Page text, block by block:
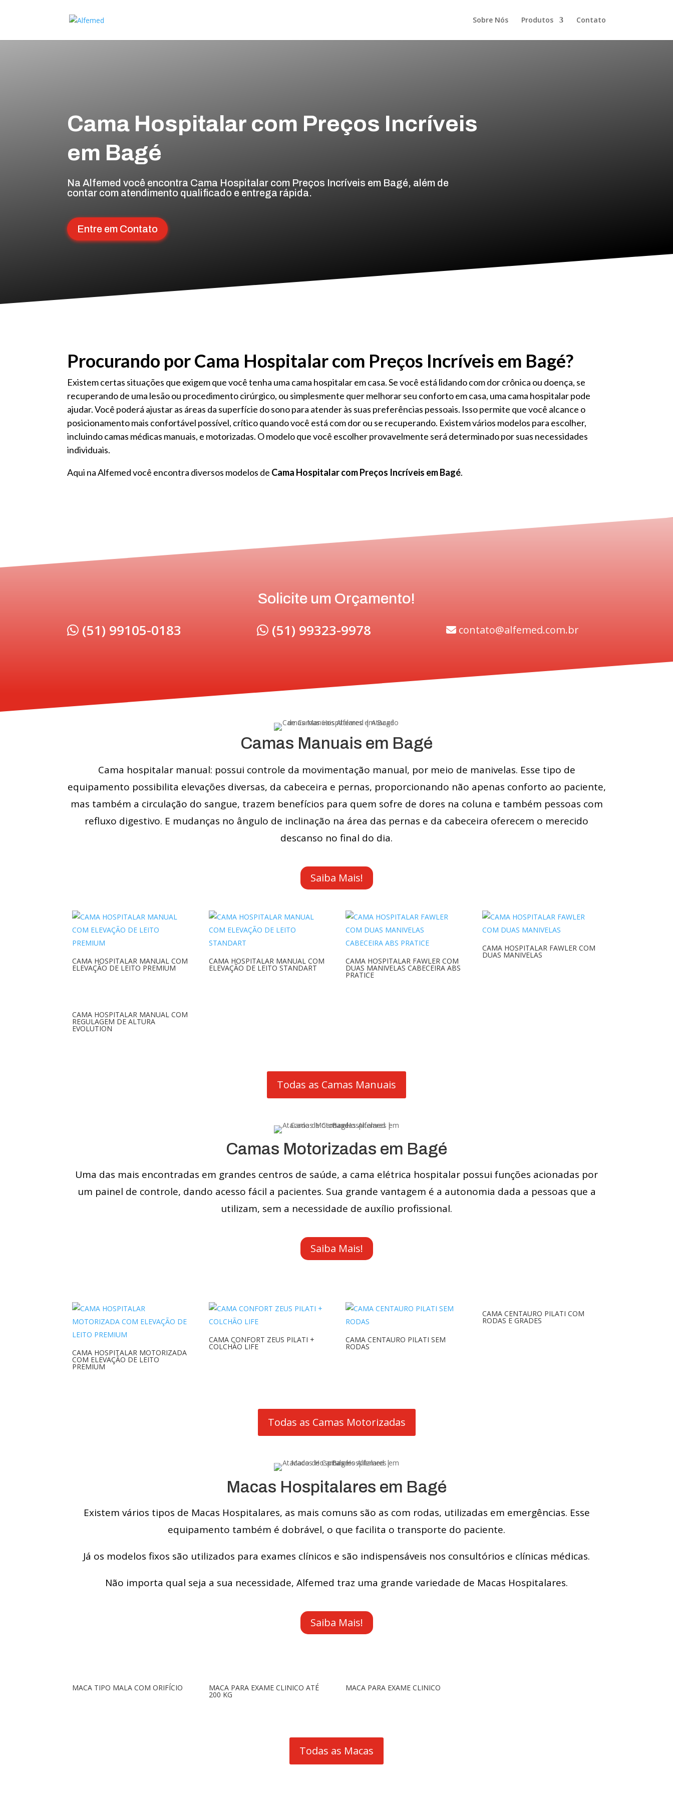
Sobre Nós Produtos Contato
Cama Hospitalar com Preços Incríveis
em Bagé
Na Alfemed você encontra Cama Hospitalar com Preços Incríveis em Bagé, além de
contar com atendimento qualificado e entrega rápida.
Entre em Contato
Procurando por Cama Hospitalar com Preços Incríveis em Bagé?
Existem certas situações que exigem que você tenha uma cama hospitalar em casa. Se você está lidando com dor crônica ou doença, se
recuperando de uma lesão ou procedimento cirúrgico, ou simplesmente quer melhorar seu conforto em casa, uma cama hospitalar pode
ajudar. Você poderá ajustar as áreas da superfície do sono para atender às suas preferências pessoais. Isso permite que você alcance o
posicionamento mais confortável possível, crítico quando você está com dor ou se recuperando. Existem vários modelos para escolher,
incluindo camas médicas manuais, e motorizadas. O modelo que você escolher provavelmente será determinado por suas necessidades
individuais.
Aqui na Alfemed você encontra diversos modelos de Cama Hospitalar com Preços Incríveis em Bagé.
Solicite um Orçamento!
(51) 99105-0183 (51) 99323-9978 contato@alfemed.com.br
Camas Manuais em Bagé
Cama hospitalar manual: possui controle da movimentação manual, por meio de manivelas. Esse tipo de
equipamento possibilita elevações diversas, da cabeceira e pernas, proporcionando não apenas conforto ao paciente,
mas também a circulação do sangue, trazem benefícios para quem sofre de dores na coluna e também pessoas com
refluxo digestivo. E mudanças no ângulo de inclinação na área das pernas e da cabeceira oferecem o merecido
descanso no final do dia.
Saiba Mais!
CAMA HOSPITALAR MANUAL COM
ELEVAÇÃO DE LEITO PREMIUM
CAMA HOSPITALAR MANUAL COM
ELEVAÇÃO DE LEITO STANDART
CAMA HOSPITALAR FAWLER COM
DUAS MANIVELAS CABECEIRA ABS
PRATICE
CAMA HOSPITALAR FAWLER COM
DUAS MANIVELAS
CAMA HOSPITALAR MANUAL COM
REGULAGEM DE ALTURA
EVOLUTION
Todas as Camas Manuais
Camas Motorizadas em Bagé
Uma das mais encontradas em grandes centros de saúde, a cama elétrica hospitalar possui funções acionadas por
um painel de controle, dando acesso fácil a pacientes. Sua grande vantagem é a autonomia dada a pessoas que a
utilizam, sem a necessidade de auxílio profissional.
Saiba Mais!
CAMA HOSPITALAR MOTORIZADA
COM ELEVAÇÃO DE LEITO
PREMIUM
CAMA CONFORT ZEUS PILATI +
COLCHÃO LIFE
CAMA CENTAURO PILATI SEM
RODAS
CAMA CENTAURO PILATI COM
RODAS E GRADES
Todas as Camas Motorizadas
Macas Hospitalares em Bagé
Existem vários tipos de Macas Hospitalares, as mais comuns são as com rodas, utilizadas em emergências. Esse
equipamento também é dobrável, o que facilita o transporte do paciente.
Já os modelos fixos são utilizados para exames clínicos e são indispensáveis nos consultórios e clínicas médicas.
Não importa qual seja a sua necessidade, Alfemed traz uma grande variedade de Macas Hospitalares.
Saiba Mais!
MACA TIPO MALA COM ORIFÍCIO MACA PARA EXAME CLINICO ATÉ
200 KG
MACA PARA EXAME CLINICO
Todas as Macas